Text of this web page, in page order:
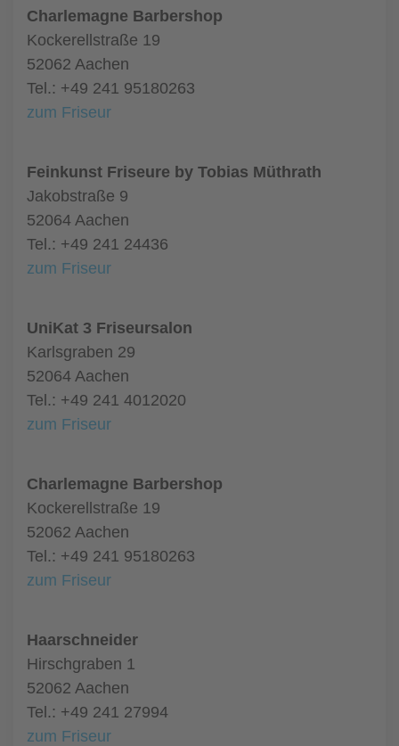
Charlemagne Barbershop
Kockerellstraße 19
52062 Aachen
Tel.: +49 241 95180263
zum Friseur
Feinkunst Friseure by Tobias Müthrath
Jakobstraße 9
52064 Aachen
Tel.: +49 241 24436
zum Friseur
UniKat 3 Friseursalon
Karlsgraben 29
52064 Aachen
Tel.: +49 241 4012020
zum Friseur
Charlemagne Barbershop
Kockerellstraße 19
52062 Aachen
Tel.: +49 241 95180263
zum Friseur
Haarschneider
Hirschgraben 1
52062 Aachen
Tel.: +49 241 27994
zum Friseur